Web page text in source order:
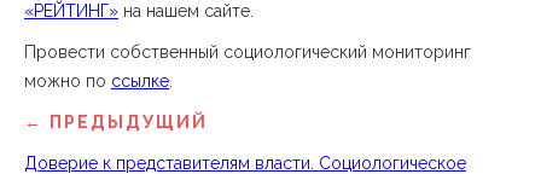
«РЕЙТИНГ» на нашем сайте.
Провести собственный социологический мониторинг
можно по ссылке
← ПРЕДЫДУЩИЙ
Доверие к представителям власти. Социологическое